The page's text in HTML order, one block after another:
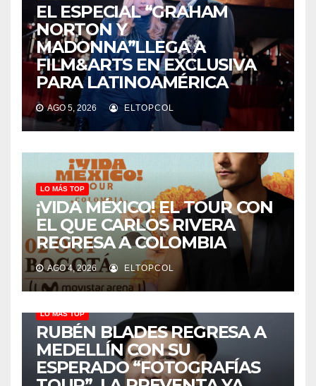
EL ESPECIAL “GRAHAM
NORTON Y
MADONNA”LLEGA A
FILM&ARTS EN EXCLUSIVA
PARA LATINOAMÉRICA
AGO 5, 2026 ELTOPCOL
LO MÁS TOP
¡VIDA MÉXICO! EL TOUR CON
EL QUE CARLOS RIVERA
REGRESA A COLOMBIA
AGO 4, 2026 ELTOPCOL
LO MÁS TOP
RUBÉN BLADES REGRESA A
MEDELLÍN CON SU
ESPERADO “FOTOGRAFÍAS